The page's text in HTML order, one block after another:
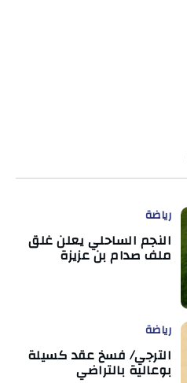
رياضة
النجم الساحلي يعلن غلق
ملف صدام بن عزيزة
رياضة
الترجي/ فسخ عقد كسيلة
بوعالية بالتراضي